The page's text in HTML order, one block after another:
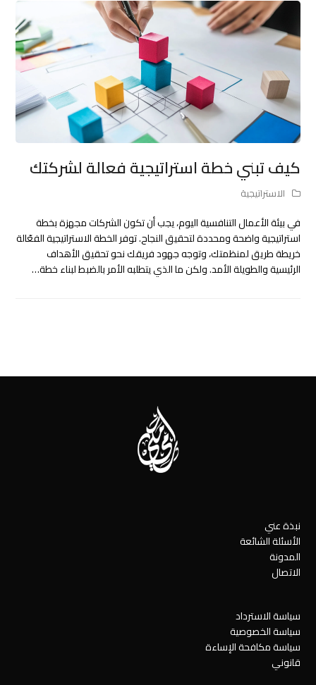
كيف تبني خطة استراتيجية فعالة لشركتك
الاستراتيجية
في بيئة الأعمال التنافسية اليوم، يجب أن تكون الشركات مجهزة بخطة
استراتيجية واضحة ومحددة لتحقيق النجاح. توفر الخطة الاستراتيجية الفعّالة
خريطة طريق لمنظمتك، وتوجه جهود فريقك نحو تحقيق الأهداف
الرئيسية والطويلة الأمد. ولكن ما الذي يتطلبه الأمر بالضبط لبناء خطة…
نبذة عني
الأسئلة الشائعة
المدونة
الاتصال
سياسة الاسترداد
سياسة الخصوصية
سياسة مكافحة الإساءة
قانوني